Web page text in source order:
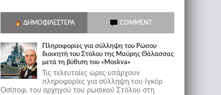
ΔΗΜΟΦΙΛΈΣΤΕΡΑ COMMENT
Πληροφορίες για σύλληψη του Ρώσου
διοικητή του Στόλου της Mαύρης Θάλασσας
μετά τη βύθιση του «Moskva»
Τις τελευταίες ώρες υπάρχουν
πληροφορίες για σύλληψη του Ιγκόρ
Οσίποφ, του αρχηγού του ρωσικού Στόλου στη